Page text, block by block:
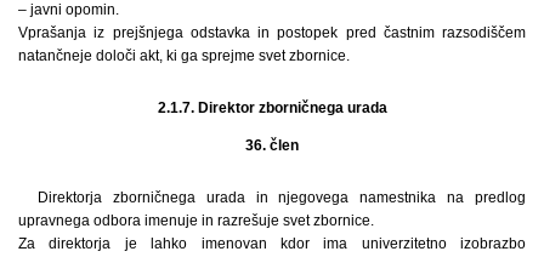
– javni opomin.
Vprašanja iz prejšnjega odstavka in postopek pred častnim razsodiščem
natančneje določi akt, ki ga sprejme svet zbornice.
2.1.7. Direktor zborničnega urada
36. člen
Direktorja zborničnega urada in njegovega namestnika na predlog
upravnega odbora imenuje in razrešuje svet zbornice.
Za direktorja je lahko imenovan kdor ima univerzitetno izobrazbo